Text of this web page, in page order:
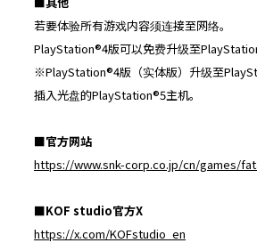
若要体验所有游戏内容须连接至网络。
PlayStation®4版可以免费升级至
※PlayStation®4版（实体版）升级至
插入光盘的PlayStation®5主机。
■官方网站
https://www.snk-corp.co.jp/cn/games/
■KOF studio官方X
https://x.com/KOFstudio_en